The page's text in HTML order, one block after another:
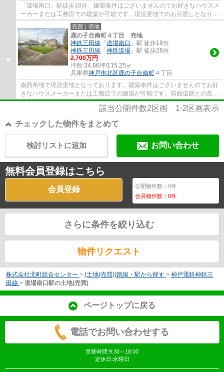
「道場南口」駅徒歩18分、建築条件はございませんのでお好きなハウスメ
ーカーまたは工務店での建築が可能です。現況更地でのお引渡しとなりま
す。近隣に商業施設やお子様の教育機関も...
売買｜売地
鹿の子台南町４丁目 売地
神鉄三田線 「 道場南口 」駅 徒歩18分
神鉄三田線 「 神鉄道場 」駅 徒歩28分
2,700万円
坪数:34.86坪/115.25㎡
兵庫県神戸市北区鹿の子台南町 ４丁目
南西角地で現況更地となっております。建築条件はございませんのでお好
きなハウスメーカーまたは工務店での建築が可能です。前面道路との高低
差もなく平坦地です。参考プランございま...
該当公開件数2区画 1-2区画表示
チェックした物件をまとめて
お問い合わせ
検討リストに追加
無料会員登録はこちら
会員登録 公開物件数：0件
会員物件数：0件
さらに条件を絞り込む
物件リクエスト
株式会社北町総合センター > (土地(売買))路線・駅から探す > 神戸電鉄神鉄三
田線 > 道場南口駅の土地(売買)
ページトップに戻る
電話でお問い合わせする
営業時間:9:30～18:00
定休日:水曜日